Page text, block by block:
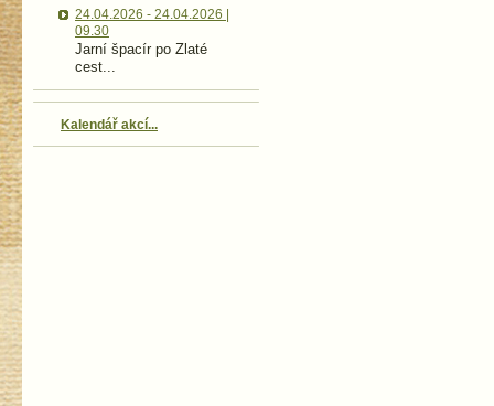
24.04.2026 - 24.04.2026 |
09.30
Jarní špacír po Zlaté
cest...
Kalendář akcí...